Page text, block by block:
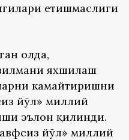
етишмаслиги
ҳолда,
яхшилаш
камайтиришни
йўл» миллий
эълон қилинди.
йўл» миллий